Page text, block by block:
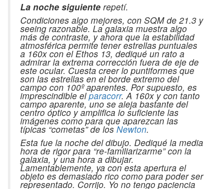
La noche siguiente repetí.
Condiciones algo mejores, con SQM de 21.3 y
seeing razonable. La galaxia muestra algo
más de contraste, y ahora que la estabilidad
atmosférica permite tener estrellas puntuales
a 160x con el Ethos 13, dediqué un rato a
admirar la extrema corrección fuera de eje de
este ocular. Cuesta creer lo puntiformes que
son las estrellas en el borde extremo del
campo con 100º aparentes. Por supuesto, es
imprescindible elparacorr. A 160x y con tanto
campo aparente, uno se aleja bastante del
centro óptico y amplifica lo suficiente las
imágenes como para que aparezcan las
típicas “cometas” de los Newton.
Esta fue la noche del dibujo. Dediqué la media
hora de rigor para “re-familiarizarme” con la
galaxia, y una hora a dibujar.
Lamentablemente, ya con esta apertura el
objeto es demasiado rico como para poder ser
representado. Corrijo. Yo no tengo paciencia